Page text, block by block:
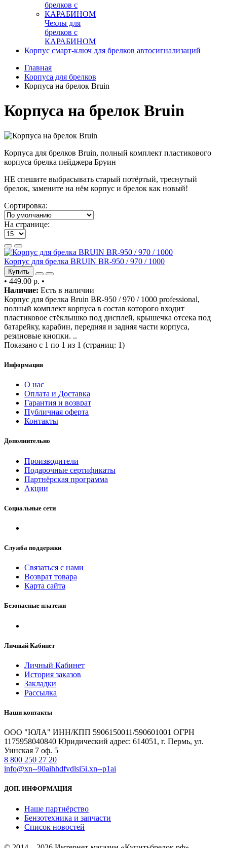
Чехлы для
брелков с
КАРАБИНОМ
Корпус смарт-ключ для брелков автосигнализаций
Главная
Корпуса для брелков
Корпуса на брелок Bruin
Корпуса на брелок Bruin
Корпуса для брелков Bruin, полный комплект пластикового
корпуса брелка пейджера Бруин
НЕ спешите выбрасывать старый потёртый, треснутый
брелок, замените на нём корпус и брелок как новый!
Сортировка:
На странице:
Корпус для брелка BRUIN BR-950 / 970 / 1000
Купить
• 449.00 р. •
Наличие: Есть в наличии
Корпус для брелка Bruin BR-950 / 970 / 1000 professional,
полный комплект корпуса в состав которого входит
пластиковое стёклышко под дисплей, крышечка отсека под
батарейку, карабин, передняя и задняя части корпуса,
резиновые кнопки. ..
Показано с 1 по 1 из 1 (страниц: 1)
Информация
О нас
Оплата и Доставка
Гарантия и возврат
Публичная оферта
Контакты
Дополнительно
Производители
Подарочные сертификаты
Партнёрская программа
Акции
Социальные сети
Служба поддержки
Связаться с нами
Возврат товара
Карта сайта
Безопасные платежи
Личный Кабинет
Личный Кабинет
История заказов
Закладки
Рассылка
Наши контакты
ООО "ЮЛА" ИНН/КПП 5906150011/590601001 ОГРН
1175958040840 Юридический адрес: 614051, г. Пермь, ул.
Уинская 7 оф. 5
8 800 250 27 20
info@xn--90aihhdfvdlsi5i.xn--p1ai
ДОП. ИНФОРМАЦИЯ
Наше партнёрство
Бензотехника и запчасти
Список новостей